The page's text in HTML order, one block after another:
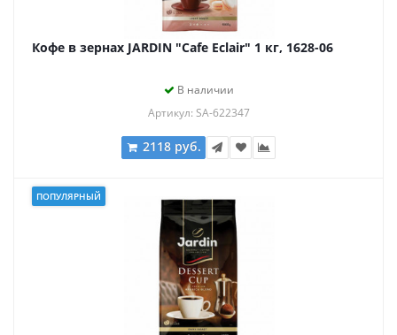
Кофе в зернах JARDIN "Cafe Eclair" 1 кг, 1628-06
В наличии
Артикул: SA-622347
2118 руб.
ПОПУЛЯРНЫЙ